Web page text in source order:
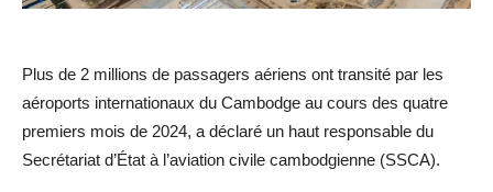
Plus de 2 millions de passagers aériens ont transité par les
aéroports internationaux du Cambodge au cours des quatre
premiers mois de 2024, a déclaré un haut responsable du
Secrétariat d’État à l’aviation civile cambodgienne (SSCA).